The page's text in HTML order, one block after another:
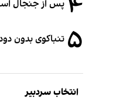
پس از جنجال
۵ تنباکوی بدون
انتخاب سردبیر